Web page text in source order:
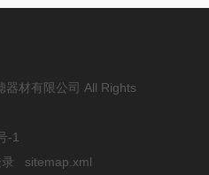
材有限公司 All Rights
-1
sitemap.xml